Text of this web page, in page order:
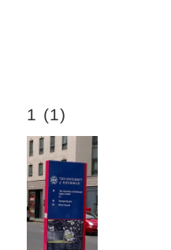
1 (1)